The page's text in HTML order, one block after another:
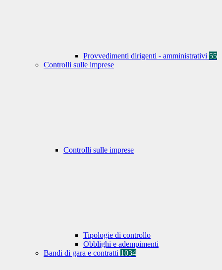
Provvedimenti dirigenti - amministrativi 55
Controlli sulle imprese
Controlli sulle imprese
Tipologie di controllo
Obblighi e adempimenti
Bandi di gara e contratti 1034